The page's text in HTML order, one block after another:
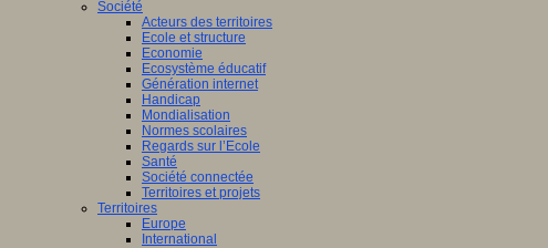
Société
Acteurs des territoires
Ecole et structure
Economie
Ecosystème éducatif
Génération internet
Handicap
Mondialisation
Normes scolaires
Regards sur l’Ecole
Santé
Société connectée
Territoires et projets
Territoires
Europe
International